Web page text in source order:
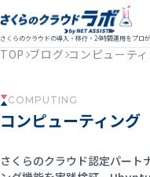
さくらのクラウドの導入・移行・24時間運用をプロ
TOP ブログ コンピューテ
COMPUTING
コンピューティング
さくらのクラウド認定パート